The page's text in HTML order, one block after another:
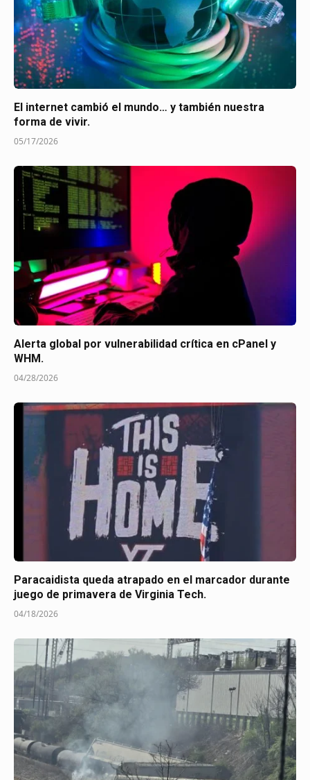
El internet cambió el mundo… y también nuestra
forma de vivir.
05/17/2026
Alerta global por vulnerabilidad crítica en cPanel y
WHM.
04/28/2026
Paracaidista queda atrapado en el marcador durante
juego de primavera de Virginia Tech.
04/18/2026